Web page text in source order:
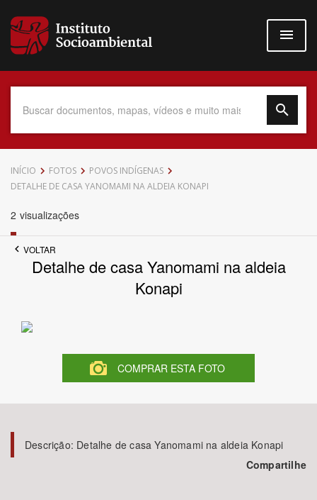
para
conteúdo
Data do Documento
Até
INÍCIO FOTOS
POVOS INDÍGENAS
DETALHE DE CASA YANOMAMI NA ALDEIA KONAPI
2 visualizações
VOLTAR
Detalhe de casa Yanomami na aldeia
Konapi
COMPRAR ESTA FOTO
Descrição: Detalhe de casa Yanomami na aldeia Konapi
Compartilhe